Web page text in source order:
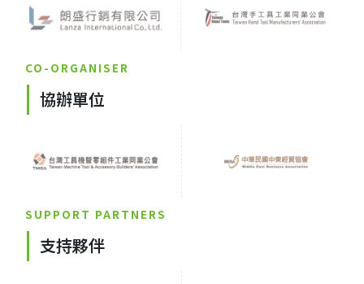
CO-ORGANISER
協辦單位
SUPPORT PARTNERS
支持夥伴